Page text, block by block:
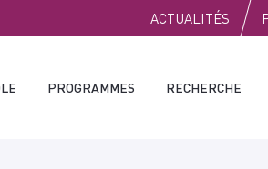
PUBLIC
ACTUALITÉS
PROGRAMMES RECHERCHE